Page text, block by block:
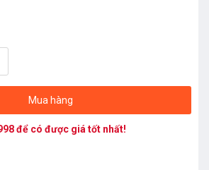
Mua hàng
để có được giá tốt nhất!